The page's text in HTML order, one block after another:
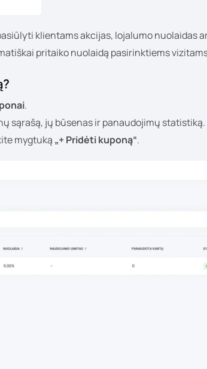
klientams akcijas, lojalumo nuolaidas
pritaiko nuolaidą pasirinktiems
.
sąrašą, jų būsenas ir panaudojimų statistiką.
mygtuką „+ Pridėti kuponą“.